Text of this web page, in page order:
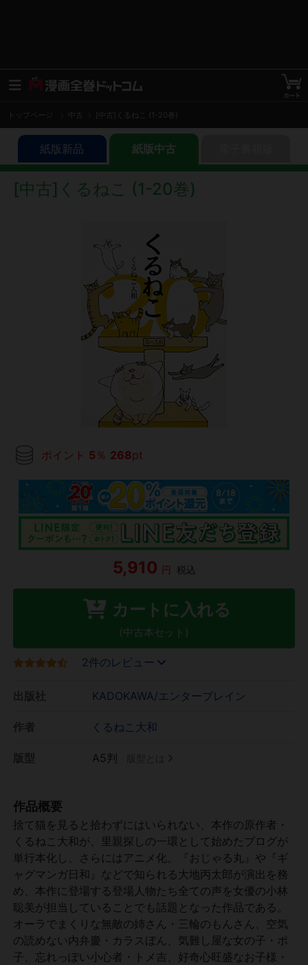
トップページ 中古 [中古]くるねこ (1-20巻)
紙版新品 紙版中古
[中古]くるねこ (1-20巻)
ポイント 5 ％ 268pt
5,910 円 税込
カートに入れる
(中古本セット)
2件のレビュー
KADOKAWA/エンターブレイン
くるねこ大和
A5判
作品概要
捨て猫を見ると拾わずにはいられない、本作の原作者・
くるねこ大和が、里親探しの一環として始めたブログが
単行本化し、さらにはアニメ化。『おじゃる丸』や『ギ
ャグマンガ日和』などで知られる大地丙太郎が演出を務
め、本作に登場する登場人物たち全ての声を女優の小林
聡美が担当していることでも話題となった作品である。
オーラでまくりな無敵の姉さん・三輪のもんさん、空気
の読めない内弁慶・カラスぼん、気難し屋な女の子・ポ
子、忘れっぽい小心者・トメ吉、好奇心旺盛なお子様・